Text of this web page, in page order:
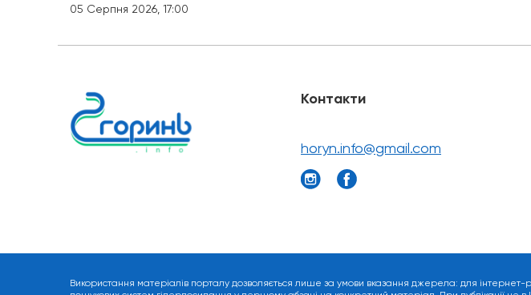
05 Серпня 2026, 17:00
Контакти
horyn.info@gmail.com
Використання матеріалів порталу дозволяється лише за умови вказання джерела: для інтернет-